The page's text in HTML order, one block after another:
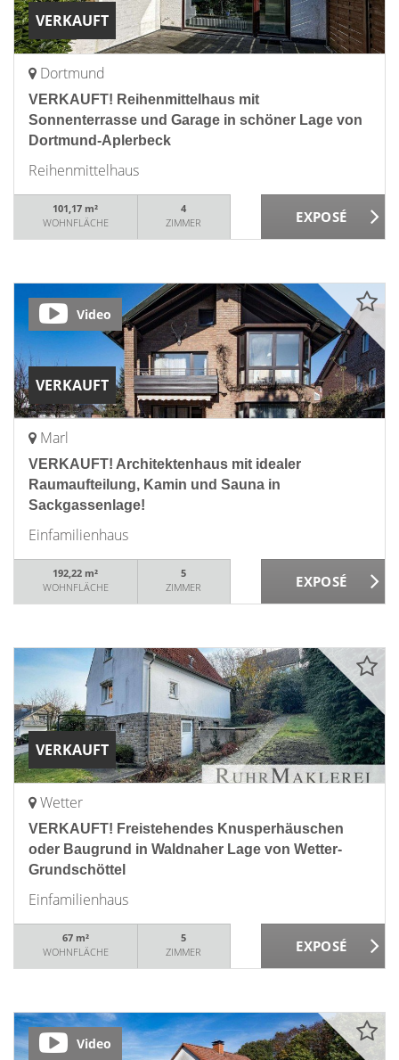
VERKAUFT
Dortmund
VERKAUFT! Reihenmittelhaus mit
Sonnenterrasse und Garage in schöner Lage von
Dortmund-Aplerbeck
Reihenmittelhaus
101,17 m²
WOHNFLÄCHE
4
ZIMMER
VERKAUFT
Video
Marl
VERKAUFT! Architektenhaus mit idealer
Raumaufteilung, Kamin und Sauna in
Sackgassenlage!
Einfamilienhaus
192,22 m²
WOHNFLÄCHE
5
ZIMMER
VERKAUFT
Wetter
VERKAUFT! Freistehendes Knusperhäuschen
oder Baugrund in Waldnaher Lage von Wetter-
Grundschöttel
Einfamilienhaus
67 m²
WOHNFLÄCHE
5
ZIMMER
Video